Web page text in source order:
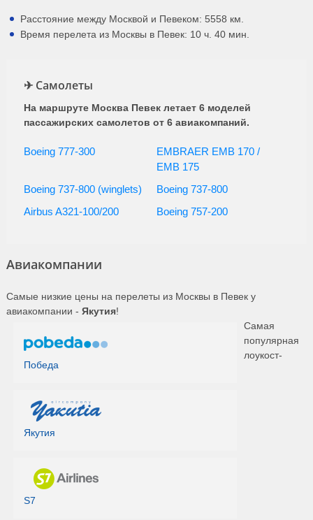
Расстояние между Москвой и Певеком: 5558 км.
Время перелета из Москвы в Певек: 10 ч. 40 мин.
✈ Самолеты
На маршруте Москва Певек летает 6 моделей
пассажирских самолетов от 6 авиакомпаний.
Boeing 777-300
EMBRAER EMB 170 /
EMB 175
Boeing 737-800 (winglets)
Boeing 737-800
Airbus A321-100/200
Boeing 757-200
Авиакомпании
Самые низкие цены на перелеты из Москвы в Певек у
авиакомпании - Якутия!
Победа
Якутия
S7
Самая
популярная
лоукост-